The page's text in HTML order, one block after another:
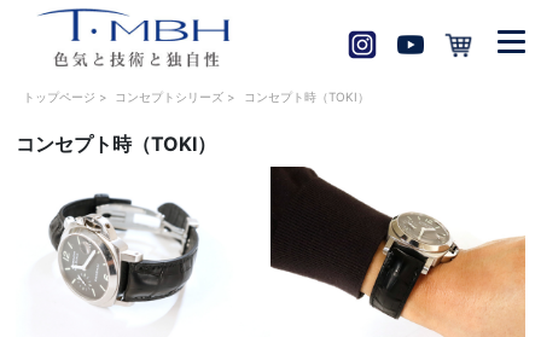
トップページ > コンセプトシリーズ > コンセプト時（TOKI）
コンセプト時（TOKI）